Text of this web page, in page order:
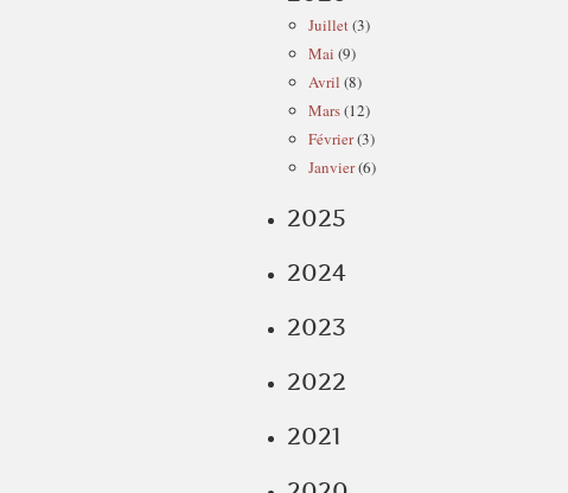
Juillet(3)
Mai (9)
Avril (8)
Mars(12)
Février(3)
Janvier(6)
2025
2024
2023
2022
2021